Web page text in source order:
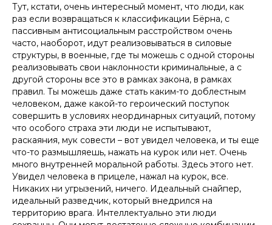
Тут, кстати, очень интересный момент, что люди, как
раз если возвращаться к классификации Бёрна, с
пассивным антисоциальным расстройством очень
часто, наоборот, идут реализовываться в силовые
структуры, в военные, где ты можешь с одной стороны
реализовывать свои наклонности криминальные, а с
другой стороны все это в рамках закона, в рамках
правил. Ты можешь даже стать каким-то доблестным
человеком, даже какой-то героический поступок
совершить в условиях неординарных ситуаций, потому
что особого страха эти люди не испытывают,
раскаяния, мук совести – вот увидел человека, и ты еще
что-то размышляешь, нажать на курок или нет. Очень
много внутренней моральной работы. Здесь этого нет.
Увидел человека в прицеле, нажал на курок, все.
Никаких ни угрызений, ничего. Идеальный снайпер,
идеальный разведчик, который внедрился на
территорию врага. Интеллектуально эти люди